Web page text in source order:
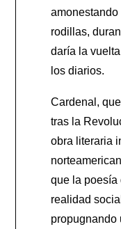
rodillas,
daría la
los diarios.
Cardenal,
tras la
obra literaria
que la poesía
realidad
propugnando